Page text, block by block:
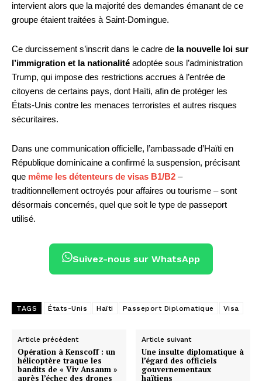
intervient alors que la majorité des demandes émanant de ce
groupe étaient traitées à Saint-Domingue.
Ce durcissement s’inscrit dans le cadre de la nouvelle loi sur
l’immigration et la nationalité adoptée sous l’administration
Trump, qui impose des restrictions accrues à l’entrée de
citoyens de certains pays, dont Haïti, afin de protéger les
États-Unis contre les menaces terroristes et autres risques
sécuritaires.
Dans une communication officielle, l’ambassade d’Haïti en
République dominicaine a confirmé la suspension, précisant
que même les détenteurs de visas B1/B2 –
traditionnellement octroyés pour affaires ou tourisme – sont
désormais concernés, quel que soit le type de passeport
utilisé.
Suivez-nous sur WhatsApp
TAGS États-Unis Haïti Passeport Diplomatique Visa
Article précédent
Opération à Kenscoff : un
hélicoptère traque les
bandits de « Viv Ansanm »
après l’échec des drones
Article suivant
Une insulte diplomatique à
l’égard des officiels
gouvernementaux
haïtiens